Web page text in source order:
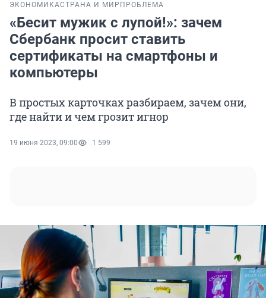
ЭКОНОМИКАСТРАНА И МИР ПРОБЛЕМА
«Бесит мужик с лупой!»: зачем
Сбербанк просит ставить
сертификаты на смартфоны и
компьютеры
В простых карточках разбираем, зачем они,
где найти и чем грозит игнор
19 июня 2023, 09:00 1 599